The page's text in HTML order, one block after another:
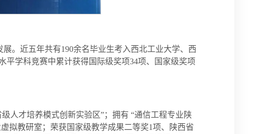
。近五年共有190余名毕业生考入西北工业大学、西
学科竞赛中累计获得国际级奖项34项、国家级奖项
人才培养模式创新实验区”；拥有 “通信工程专业陕
拟教研室；荣获国家级教学成果二等奖1项、陕西省